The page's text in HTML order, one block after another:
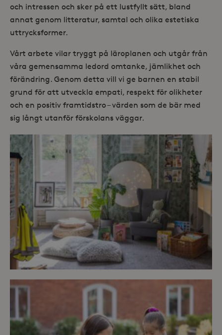
och intressen och sker på ett lustfyllt sätt, bland
annat genom litteratur, samtal och olika estetiska
uttrycksformer.
Vårt arbete vilar tryggt på läroplanen och utgår från
våra gemensamma ledord omtanke, jämlikhet och
förändring. Genom detta vill vi ge barnen en stabil
grund för att utveckla empati, respekt för olikheter
och en positiv framtidstro – värden som de bär med
sig långt utanför förskolans väggar.